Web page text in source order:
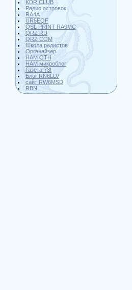
KDR CLUB
Радио островок
RA4A
UR5EQF
QSL PRINT RA9MC
QRZ RU
QRZ COM
Школа радистов
Органайзер
HAM QTH
HAM микроблог
Газета 73!
Блог RN6LLV
сайт RW6MSD
RBN